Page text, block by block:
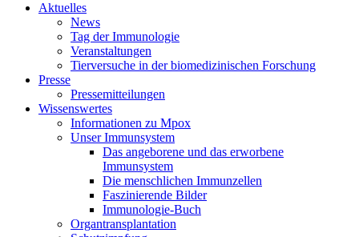
Aktuelles
News
Tag der Immunologie
Veranstaltungen
Tierversuche in der biomedizinischen Forschung
Presse
Pressemitteilungen
Wissenswertes
Informationen zu Mpox
Unser Immunsystem
Das angeborene und das erworbene
Immunsystem
Die menschlichen Immunzellen
Faszinierende Bilder
Immunologie-Buch
Organtransplantation